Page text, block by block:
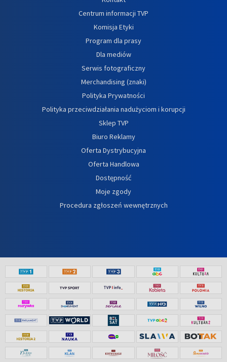
Centrum informacji TVP
Komisja Etyki
Program dla prasy
Dla mediów
Serwis fotograficzny
Merchandising (znaki)
Polityka Prywatności
Polityka przeciwdziałania nadużyciom i korupcji
Sklep TVP
Biuro Reklamy
Oferta Dystrybucyjna
Oferta Handlowa
Dostępność
Moje zgody
Procedura zgłoszeń wewnętrznych